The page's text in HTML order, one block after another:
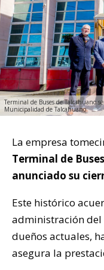
Terminal de Buses de Talcahuano
Municipalidad de Talcahuano
La empresa
Terminal de Buses
anunciado su
Este histórico
administración del
dueños actuales,
asegura la